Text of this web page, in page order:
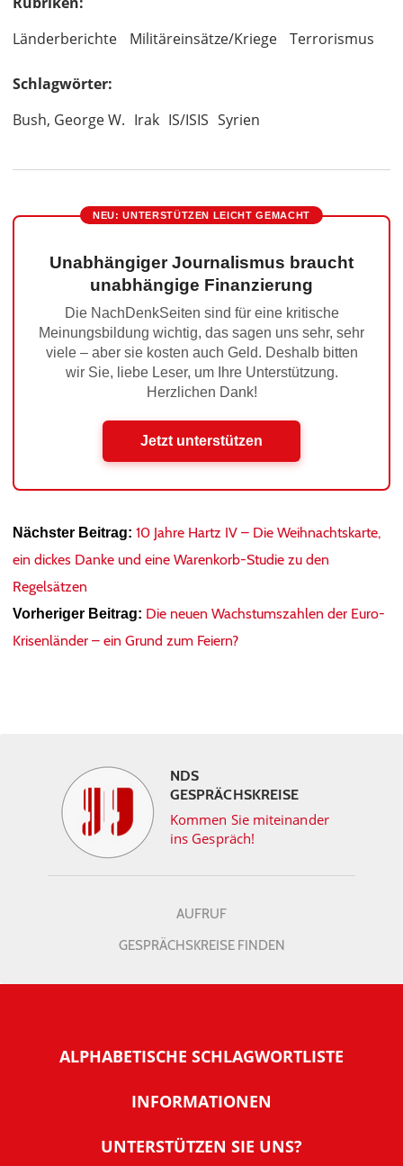
Länderberichte
Militäreinsätze/Kriege Terrorismus
Schlagwörter:
Bush, George W. Irak IS/ISIS Syrien
NEU: UNTERSTÜTZEN LEICHT GEMACHT
Unabhängiger Journalismus braucht
unabhängige Finanzierung
Die NachDenkSeiten sind für eine kritische
Meinungsbildung wichtig, das sagen uns sehr, sehr
viele – aber sie kosten auch Geld. Deshalb bitten
wir Sie, liebe Leser, um Ihre Unterstützung.
Herzlichen Dank!
Jetzt unterstützen
Nächster Beitrag: 10 Jahre Hartz IV – Die Weihnachtskarte,
ein dickes Danke und eine Warenkorb-Studie zu den
Regelsätzen
Vorheriger Beitrag: Die neuen Wachstumszahlen der Euro-
Krisenländer – ein Grund zum Feiern?
NDS
GESPRÄCHSKREISE
Kommen Sie miteinander
ins Gespräch!
AUFRUF
GESPRÄCHSKREISE FINDEN
ALPHABETISCHE SCHLAGWORTLISTE
INFORMATIONEN
Warum NachDenkSeiten
UNTERSTÜTZEN SIE UNS?